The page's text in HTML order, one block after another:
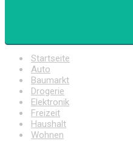
Startseite
Auto
Baumarkt
Drogerie
Elektronik
Freizeit
Haushalt
Wohnen